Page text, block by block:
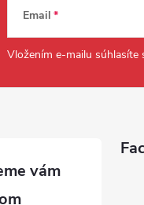
Email
Vložením e-mailu súhlasíte